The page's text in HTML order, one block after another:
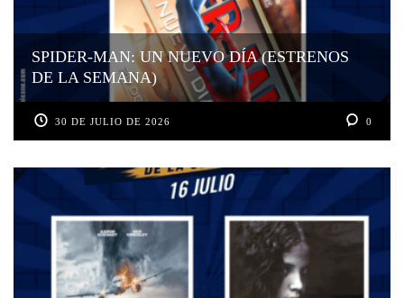
SPIDER-MAN: UN NUEVO DÍA (ESTRENOS
DE LA SEMANA)
30 DE JULIO DE 2026 0